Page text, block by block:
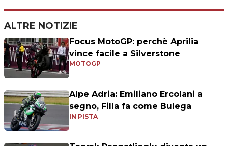
ALTRE NOTIZIE
Focus MotoGP: perchè Aprilia
vince facile a Silverstone
MOTOGP
Alpe Adria: Emiliano Ercolani a
segno, Filla fa come Bulega
IN PISTA